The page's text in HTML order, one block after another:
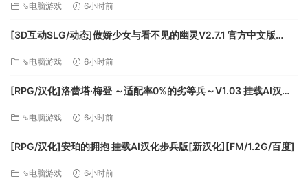
⇘电脑游戏 6小时前
[3D互动SLG/动态]傲娇少女与看不见的幽灵V2.7.1 官方中文版
⇘电脑游戏 6小时前
[RPG/汉化]洛蕾塔·梅登 ～适配率0%的劣等兵～V1.03 挂载AI汉化
⇘电脑游戏 6小时前
[RPG/汉化]安珀的拥抱 挂载AI汉化步兵版[新汉化][FM/1.2G/百度]
⇘电脑游戏 6小时前